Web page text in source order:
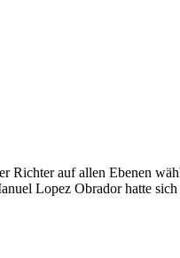
auf allen Ebenen
Lopez Obrador hatte